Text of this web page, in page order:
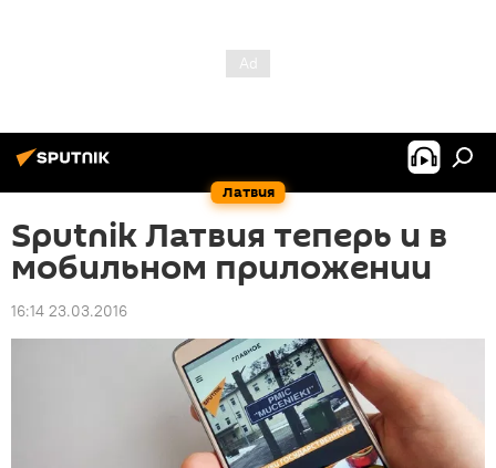
Латвия
Sputnik Латвия теперь и в
мобильном приложении
16:14 23.03.2016